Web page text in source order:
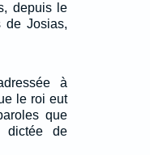
depuis le
de Josias,
à
le roi eut
que
dictée de